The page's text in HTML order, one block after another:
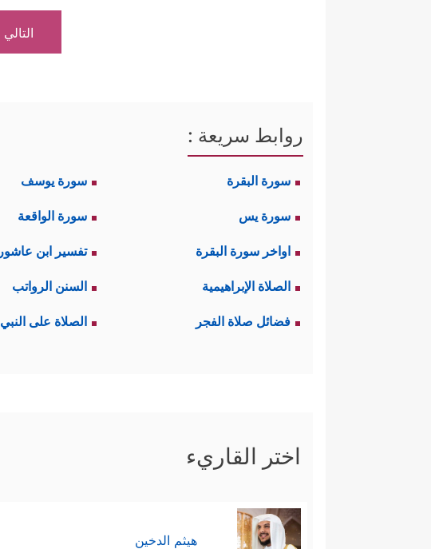
التالي
روابط سريعة :
سورة البقرة سورة يوسف
سورة يس سورة الواقعة
اواخر سورة البقرة تفسير ابن عاشور
الصلاة الإبراهيمية السنن الرواتب
فضائل صلاة الفجر الصلاة على النبي
اختر القاريء
هيثم الدخين